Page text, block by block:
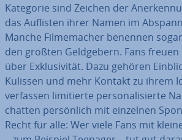
Kategorie sind Zeichen der
das Auflisten ihrer Namen im
Manche Fil­me­ma­cher benennen
den größten Geld­ge­bern. Fans
über Ex­klu­si­vi­tät. Dazu gehören
Kulissen und mehr Kontakt zu ihrem
verfassen li­mi­tier­te per­so­na­li­sier­te
chatten per­sön­lich mit einzelnen
Recht für alle: Wer viele Fans mit